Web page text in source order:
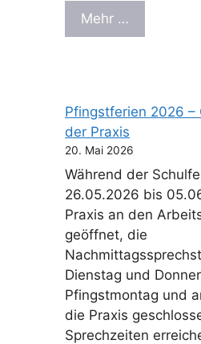
Mehr …
Pfingstferien 2026 –
der Praxis
20. Mai 2026
Während der
26.05.2026 bis
Praxis an den
geöffnet, die
Dienstag und
Pfingstmontag und
die Praxis
Sprechzeiten